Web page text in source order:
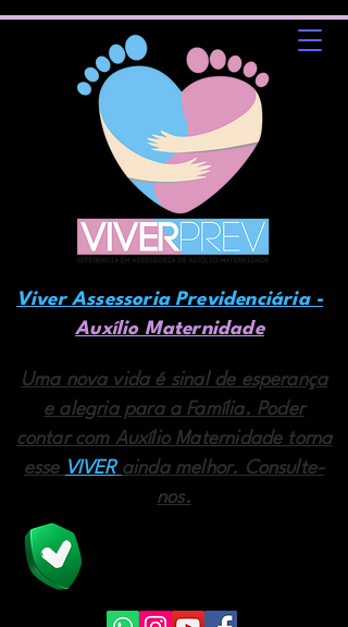
Uma nova vida é sinal de esperança
e alegria para a Família. Poder
contar com Auxílio Maternidade torna
esse VIVER ainda melhor. Consulte-
nos.
Viver Assessoria Previdenciária -
Auxílio Maternidade